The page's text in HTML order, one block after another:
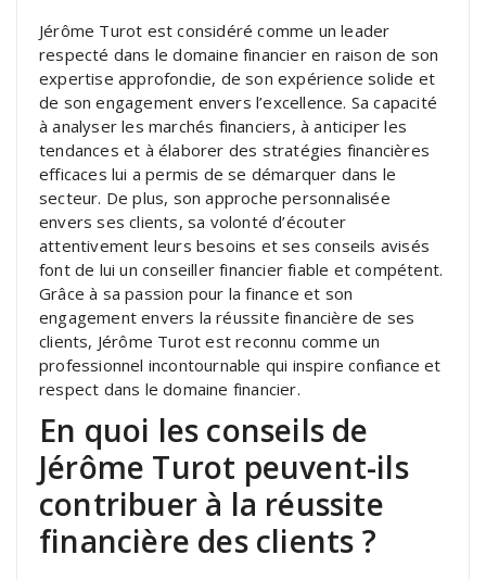
Jérôme Turot est considéré comme un leader
respecté dans le domaine financier en raison de son
expertise approfondie, de son expérience solide et
de son engagement envers l’excellence. Sa capacité
à analyser les marchés financiers, à anticiper les
tendances et à élaborer des stratégies financières
efficaces lui a permis de se démarquer dans le
secteur. De plus, son approche personnalisée
envers ses clients, sa volonté d’écouter
attentivement leurs besoins et ses conseils avisés
font de lui un conseiller financier fiable et compétent.
Grâce à sa passion pour la finance et son
engagement envers la réussite financière de ses
clients, Jérôme Turot est reconnu comme un
professionnel incontournable qui inspire confiance et
respect dans le domaine financier.
En quoi les conseils de
Jérôme Turot peuvent-ils
contribuer à la réussite
financière des clients ?